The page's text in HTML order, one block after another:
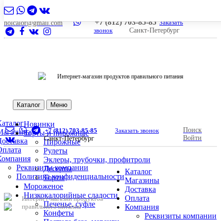
nolcalor@gmail.com +7 (812) 703-85-85 Заказать
звонок
Санкт-Петербург
Интернет-магазин продуктов правильного питания
Каталог Меню
Реквизиты компании
Политика конфиденциальности
Новинки
Торты и пирожные
Пирожные
Рулеты
Эклеры, трубочки, профитроли
Десерты
Торты
Мороженое
Низкокалорийные сладости
Печенье, суфле
Конфеты
+7 (812) 703-85-85
Заказать звонок
Санкт-Петербург
Поиск
Войти
Интернет-магазин продуктов
правильного питания
Каталог
Магазины
Доставка
Оплата
Компания
Реквизиты компании